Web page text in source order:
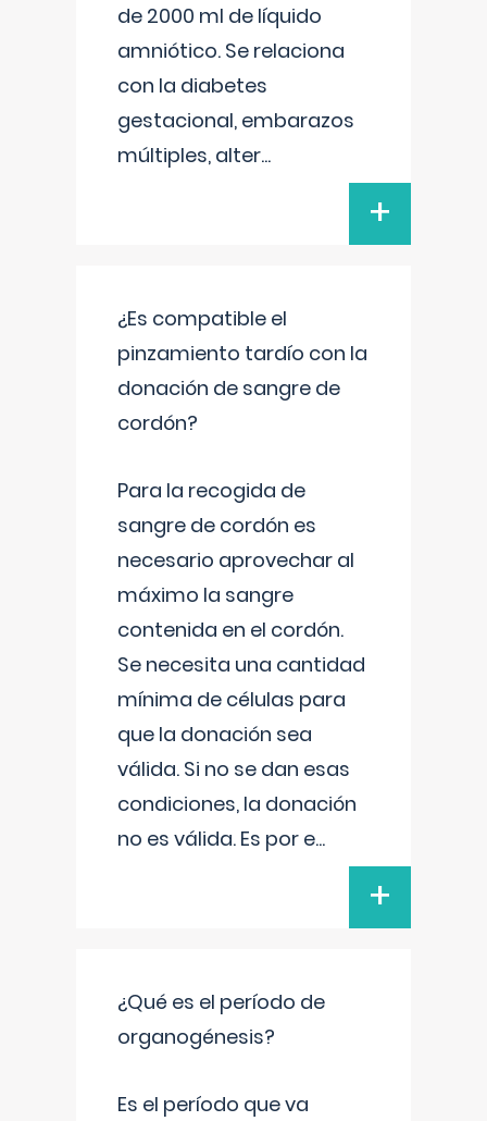
de 2000 ml de líquido
amniótico. Se relaciona
con la diabetes
gestacional, embarazos
múltiples, alter...
+
¿Es compatible el
pinzamiento tardío con la
donación de sangre de
cordón?
Para la recogida de
sangre de cordón es
necesario aprovechar al
máximo la sangre
contenida en el cordón.
Se necesita una cantidad
mínima de células para
que la donación sea
válida. Si no se dan esas
condiciones, la donación
no es válida. Es por e...
+
¿Qué es el período de
organogénesis?
Es el período que va